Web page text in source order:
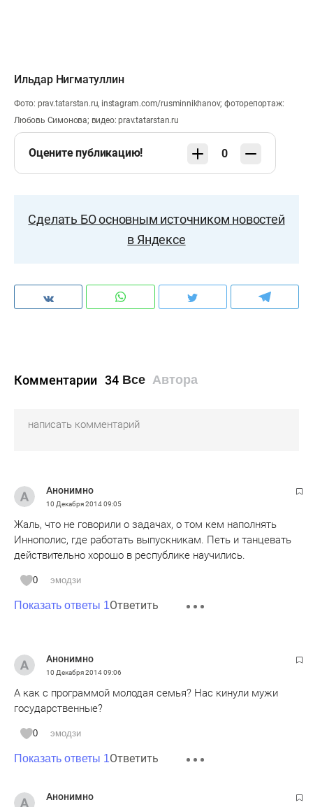
Ильдар Нигматуллин
Фото: prav.tatarstan.ru, instagram.com/rusminnikhanov; фоторепортаж:
Любовь Симонова; видео: prav.tatarstan.ru
Оцените публикацию! 0
Сделать БО основным источником новостей
в Яндексе
Комментарии 34 Все Автора
Анонимно
10 Декабря 201409:05
Жаль, что не говорили о задачах, о том кем наполнять
Иннополис, где работать выпускникам. Петь и танцевать
действительно хорошо в республике научились.
0 эмодзи
Показать ответы 1Ответить
Анонимно
10 Декабря 201409:06
А как с программой молодая семья? Нас кинули мужи
государственные?
0 эмодзи
Показать ответы 1Ответить
Анонимно